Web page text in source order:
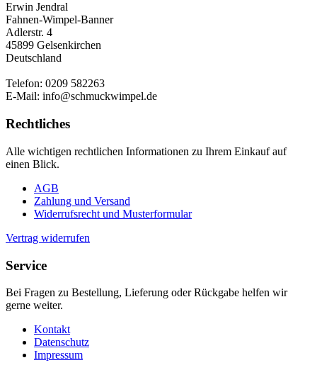
Erwin Jendral
Fahnen-Wimpel-Banner
Adlerstr. 4
45899 Gelsenkirchen
Deutschland
Telefon: 0209 582263
E-Mail: info@schmuckwimpel.de
Rechtliches
Alle wichtigen rechtlichen Informationen zu Ihrem Einkauf auf
einen Blick.
AGB
Zahlung und Versand
Widerrufsrecht und Musterformular
Vertrag widerrufen
Service
Bei Fragen zu Bestellung, Lieferung oder Rückgabe helfen wir
gerne weiter.
Kontakt
Datenschutz
Impressum